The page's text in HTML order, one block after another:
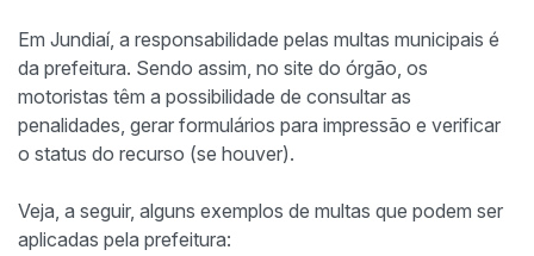
Em Jundiaí, a responsabilidade pelas multas municipais é
da prefeitura. Sendo assim, no site do órgão, os
motoristas têm a possibilidade de consultar as
penalidades, gerar formulários para impressão e verificar
o status do recurso (se houver).
Veja, a seguir, alguns exemplos de multas que podem ser
aplicadas pela prefeitura: